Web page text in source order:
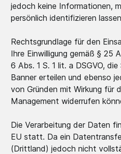
jedoch keine Informationen,
persönlich identifizieren
Rechtsgrundlage für den
Ihre Einwilligung gemäß § 25
6 Abs. 1 S. 1 lit. a DSGVO,
Banner erteilen und ebenso
von Gründen mit Wirkung für
Management widerrufen
Die Verarbeitung der Daten
EU statt. Da ein
(Drittland) jedoch nicht